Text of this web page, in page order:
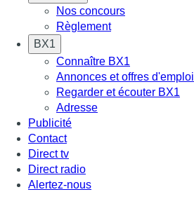
Nos concours
Règlement
BX1
Connaître BX1
Annonces et offres d'emploi
Regarder et écouter BX1
Adresse
Publicité
Contact
Direct tv
Direct radio
Alertez-nous